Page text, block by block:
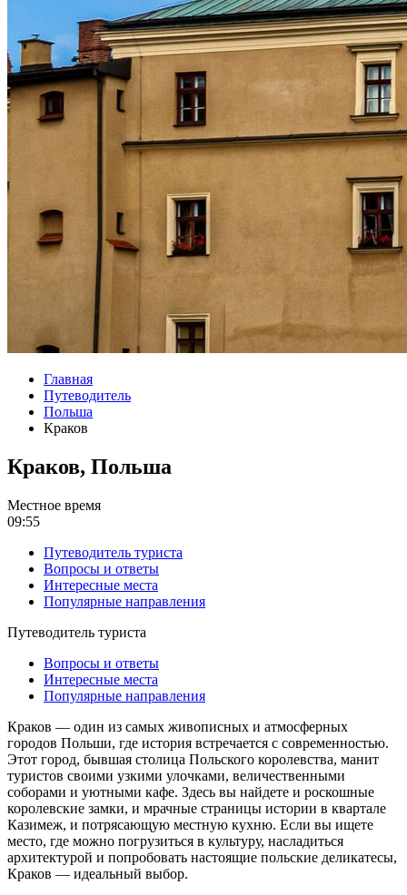
Главная
Путеводитель
Польша
Краков
Краков, Польша
Местное время
09:55
Путеводитель туриста
Вопросы и ответы
Интересные места
Популярные направления
Путеводитель туриста
Вопросы и ответы
Интересные места
Популярные направления
Краков — один из самых живописных и атмосферных
городов Польши, где история встречается с современностью.
Этот город, бывшая столица Польского королевства, манит
туристов своими узкими улочками, величественными
соборами и уютными кафе. Здесь вы найдете и роскошные
королевские замки, и мрачные страницы истории в квартале
Казимеж, и потрясающую местную кухню. Если вы ищете
место, где можно погрузиться в культуру, насладиться
архитектурой и попробовать настоящие польские деликатесы,
Краков — идеальный выбор.